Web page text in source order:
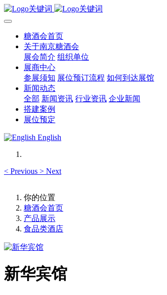
糖酒会首页
关于南京糖酒会
展会简介 组织单位
展商中心
参展须知 展位预订流程 如何到达展馆
新闻动态
全部 新闻资讯 行业资讯 企业新闻
搭建案例
展位预定
English
< Previous > Next
你的位置
糖酒会首页
产品展示
食品类酒店
新华宾馆